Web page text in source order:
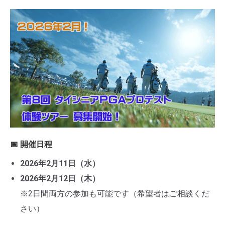
📅 開催日程
2026年2月11日（水）
2026年2月12日（木）
※2日間両方の参加も可能です（希望者はご相談くだ
さい）